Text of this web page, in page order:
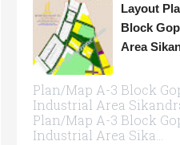
Layout
Block
Area
Plan/Map A-3 Block
Industrial Area
Plan/Map A-3 Block
Industrial Area Sika...